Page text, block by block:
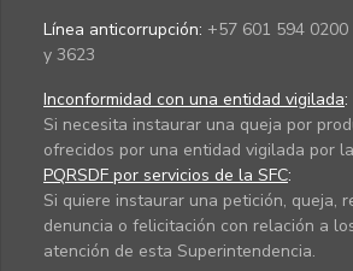
Línea anticorrupción: +57 601 594
y 3623
Inconformidad con una entidad vigilada:
Si necesita instaurar una queja por
ofrecidos por una entidad vigilada por la
PQRSDF por servicios de la SFC:
Si quiere instaurar una petición, queja,
denuncia o felicitación con relación a
atención de esta Superintendencia.